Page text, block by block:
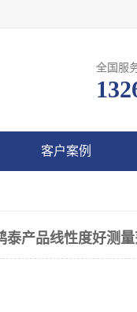
全国服
客户案例
泰产品线性度好测